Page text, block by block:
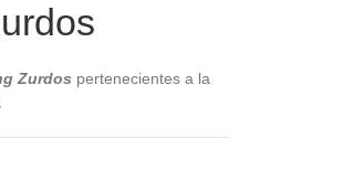
Zurdos pertenecientes a la